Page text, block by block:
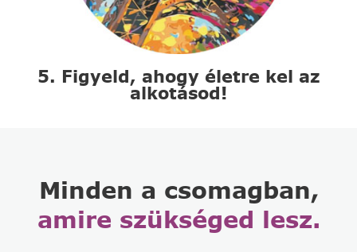
5. Figyeld, ahogy életre kel az
alkotásod!
Minden a csomagban,
amire szükséged lesz.